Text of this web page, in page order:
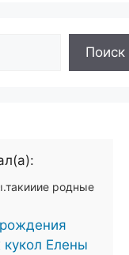
Поиск
родные
кукол Елены